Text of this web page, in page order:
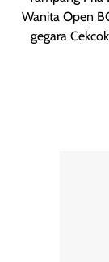
Wanita Open
gegara